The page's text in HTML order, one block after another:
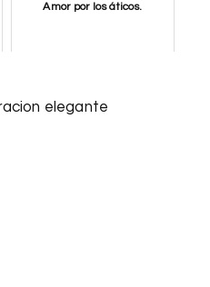
Amor por los áticos.
elegante